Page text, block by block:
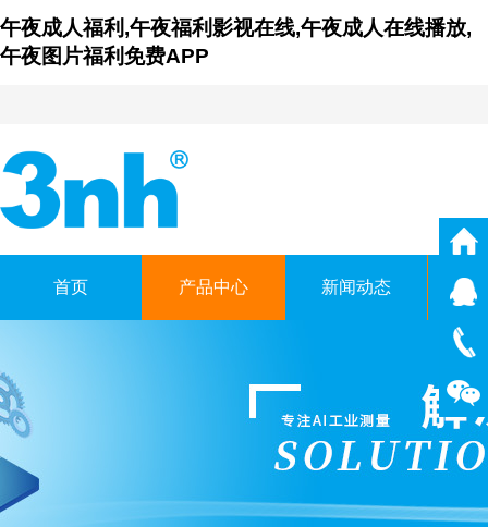
午夜成人福利,午夜福利影视在线,午夜成人在线播放,
午夜图片福利免费APP
广东午夜福利影视在线时
GUANGDONG THREENH
首页 产品中心 新闻动态